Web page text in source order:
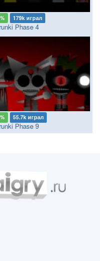
179k играл
Phase 4
55.7k играл
Phase 9